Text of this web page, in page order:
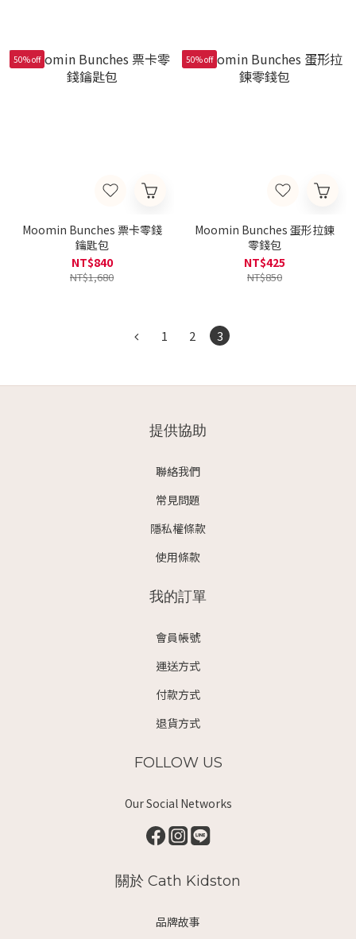
50% off
Moomin Bunches 票卡零錢
鑰匙包
NT$840
NT$1,680
50% off
Moomin Bunches 蛋形拉鍊
零錢包
NT$425
NT$850
1 2 3
提供協助
聯絡我們
常見問題
隱私權條款
使用條款
我的訂單
會員帳號
運送方式
付款方式
退貨方式
FOLLOW US
Our Social Networks
關於 Cath Kidston
品牌故事